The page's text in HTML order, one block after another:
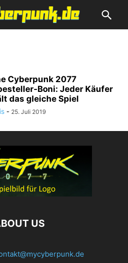
Cyberpunk 2077
Boni: Jeder Käufer
das gleiche Spiel
- 25. Juli 2019
US